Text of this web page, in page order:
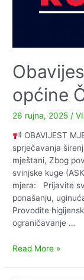
općine
26 rujna, 2025 /
OBAVIJEST
sprječavanja
mještani, Zbog
svinjske kuge
mjera: Prijavite
ponašanju,
Provodite
ograničavanje …
Obavijest
Read More »